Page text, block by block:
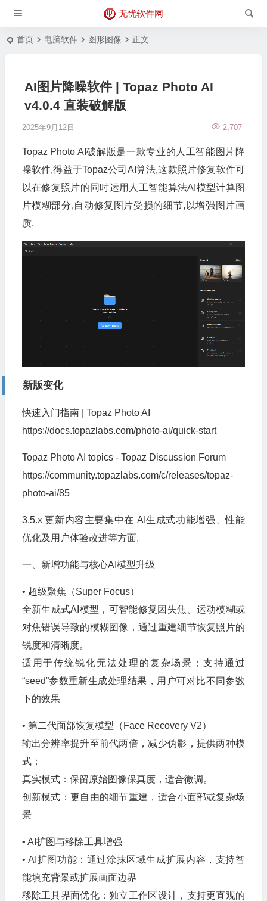
无忧软件网
首页 电脑软件 图形图像 正文
AI图片降噪软件 | Topaz Photo AI
v4.0.4 直装破解版
2025年9月12日 2,707
Topaz Photo AI破解版是一款专业的人工智能图片降
噪软件,得益于Topaz公司AI算法,这款照片修复软件可
以在修复照片的同时运用人工智能算法AI模型计算图
片模糊部分,自动修复图片受损的细节,以增强图片画
质.
新版变化
快速入门指南 | Topaz Photo AI
https://docs.topazlabs.com/photo-ai/quick-start
Topaz Photo AI topics - Topaz Discussion Forum
https://community.topazlabs.com/c/releases/topaz-
photo-ai/85
3.5.x 更新内容主要集中在 AI生成式功能增强、性能
优化及用户体验改进等方面。
一、新增功能与核心AI模型升级
• 超级聚焦（Super Focus）
全新生成式AI模型，可智能修复因失焦、运动模糊或
对焦错误导致的模糊图像，通过重建细节恢复照片的
锐度和清晰度。
适用于传统锐化无法处理的复杂场景；支持通过
“seed”参数重新生成处理结果，用户可对比不同参数
下的效果
• 第二代面部恢复模型（Face Recovery V2）
输出分辨率提升至前代两倍，减少伪影，提供两种模
式：
真实模式：保留原始图像保真度，适合微调。
创新模式：更自由的细节重建，适合小面部或复杂场
景
• AI扩图与移除工具增强
• AI扩图功能：通过涂抹区域生成扩展内容，支持智
能填充背景或扩展画面边界
移除工具界面优化：独立工作区设计，支持更直观的